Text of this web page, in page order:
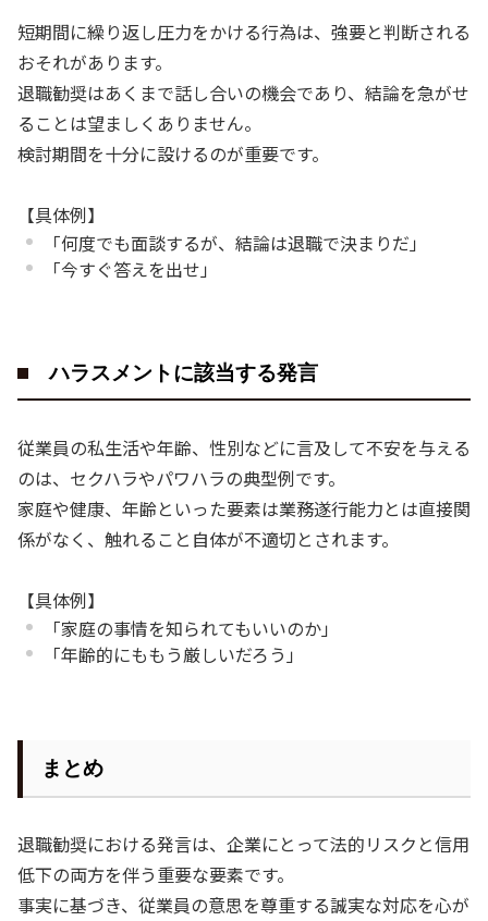
短期間に繰り返し圧力をかける行為は、強要と判断される
おそれがあります。
退職勧奨はあくまで話し合いの機会であり、結論を急がせ
ることは望ましくありません。
検討期間を十分に設けるのが重要です。
【具体例】
「何度でも面談するが、結論は退職で決まりだ」
「今すぐ答えを出せ」
ハラスメントに該当する発言
従業員の私生活や年齢、性別などに言及して不安を与える
のは、セクハラやパワハラの典型例です。
家庭や健康、年齢といった要素は業務遂行能力とは直接関
係がなく、触れること自体が不適切とされます。
【具体例】
「家庭の事情を知られてもいいのか」
「年齢的にももう厳しいだろう」
まとめ
退職勧奨における発言は、企業にとって法的リスクと信用
低下の両方を伴う重要な要素です。
事実に基づき、従業員の意思を尊重する誠実な対応を心が